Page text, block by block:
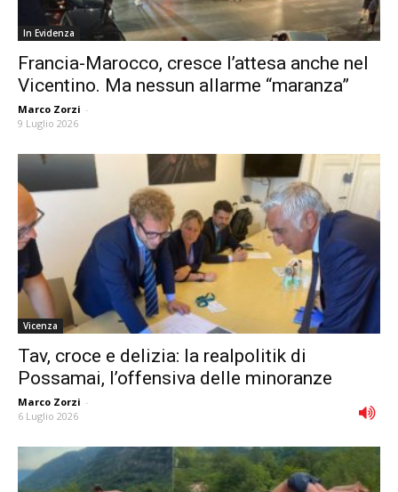
In Evidenza
Francia-Marocco, cresce l’attesa anche nel
Vicentino. Ma nessun allarme “maranza”
Marco Zorzi -
9 Luglio 2026
Vicenza
Tav, croce e delizia: la realpolitik di
Possamai, l’offensiva delle minoranze
Marco Zorzi -
6 Luglio 2026